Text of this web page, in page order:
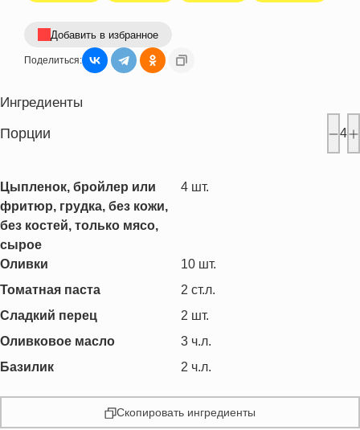
Добавить в избранное
Поделиться:
Ингредиенты
Порции 4
Цыпленок, бройлер или
фритюр, грудка, без кожи,
без костей, только мясо,
сырое
4 шт.
Оливки 10 шт.
Томатная паста
2 ст.л.
Сладкий перец
2 шт.
Оливковое масло
3 ч.л.
Базилик
2 ч.л.
Скопировать ингредиенты